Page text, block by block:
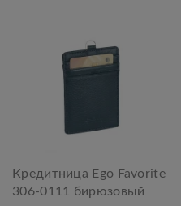
Кредитница Ego Favorite
306-0111 бирюзовый